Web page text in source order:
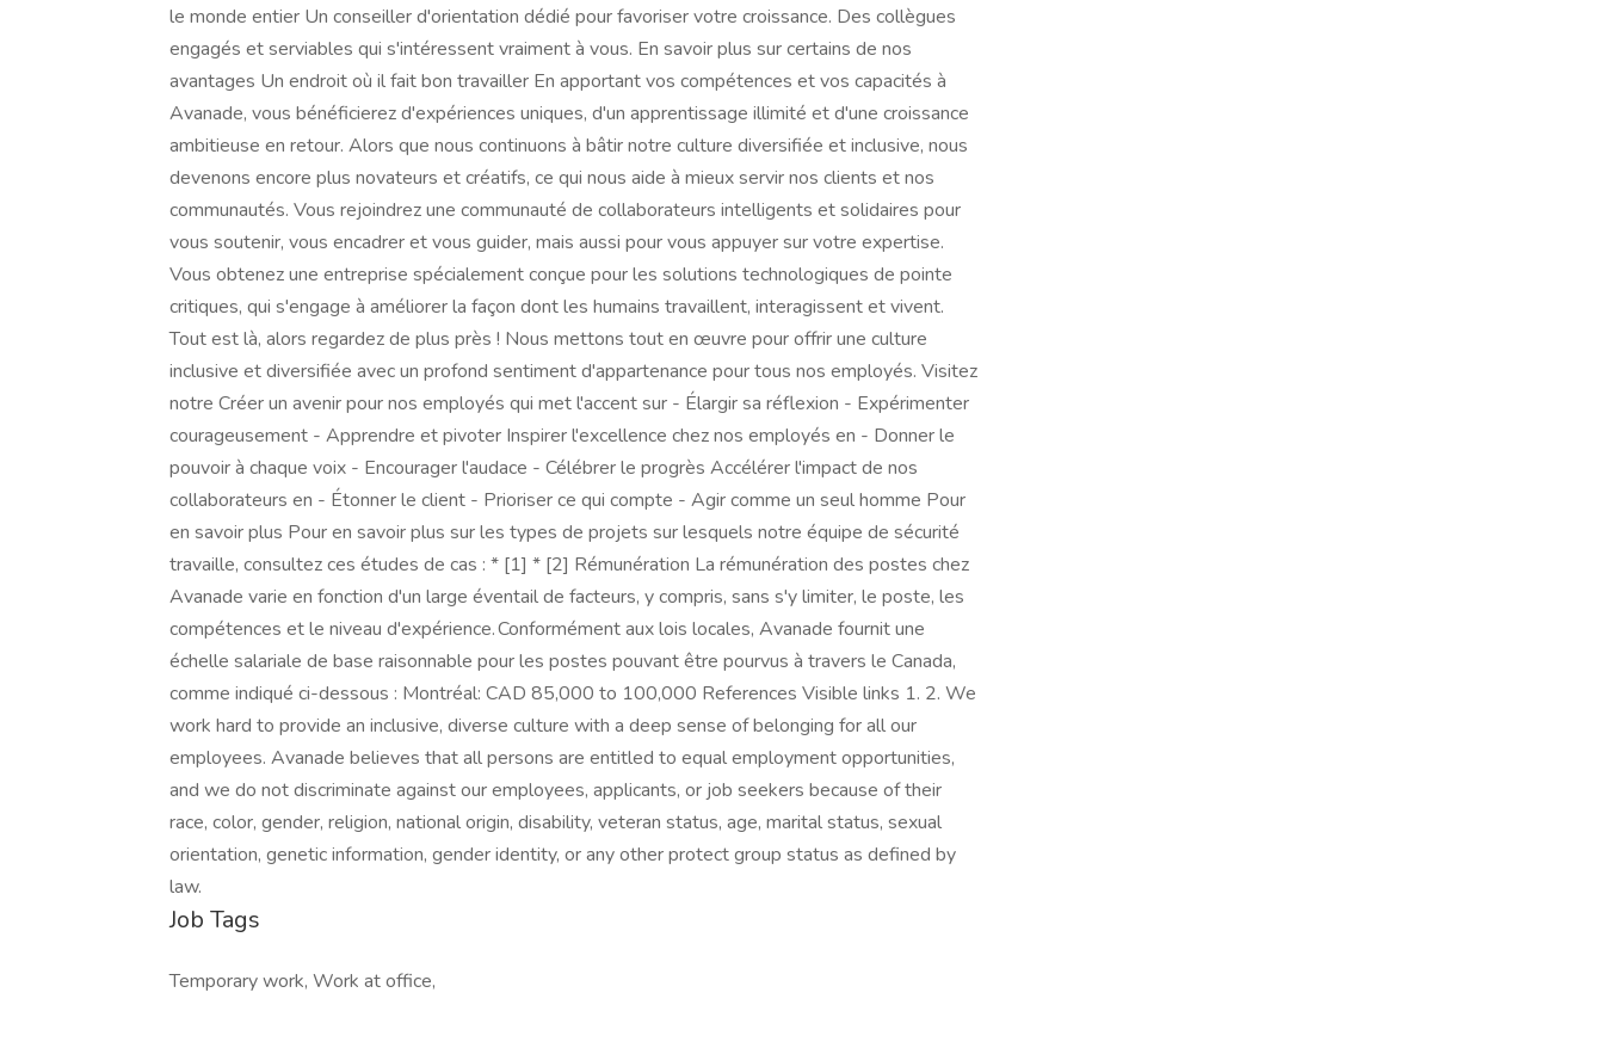
le monde entier Un conseiller d'orientation dédié pour favoriser votre croissance. Des collègues
engagés et serviables qui s'intéressent vraiment à vous. En savoir plus sur certains de nos
avantages Un endroit où il fait bon travailler En apportant vos compétences et vos capacités à
Avanade, vous bénéficierez d'expériences uniques, d'un apprentissage illimité et d'une croissance
ambitieuse en retour. Alors que nous continuons à bâtir notre culture diversifiée et inclusive, nous
devenons encore plus novateurs et créatifs, ce qui nous aide à mieux servir nos clients et nos
communautés. Vous rejoindrez une communauté de collaborateurs intelligents et solidaires pour
vous soutenir, vous encadrer et vous guider, mais aussi pour vous appuyer sur votre expertise.
Vous obtenez une entreprise spécialement conçue pour les solutions technologiques de pointe
critiques, qui s'engage à améliorer la façon dont les humains travaillent, interagissent et vivent.
Tout est là, alors regardez de plus près ! Nous mettons tout en œuvre pour offrir une culture
inclusive et diversifiée avec un profond sentiment d'appartenance pour tous nos employés. Visitez
notre Créer un avenir pour nos employés qui met l'accent sur - Élargir sa réflexion - Expérimenter
courageusement - Apprendre et pivoter Inspirer l'excellence chez nos employés en - Donner le
pouvoir à chaque voix - Encourager l'audace - Célébrer le progrès Accélérer l'impact de nos
collaborateurs en - Étonner le client - Prioriser ce qui compte - Agir comme un seul homme Pour
en savoir plus Pour en savoir plus sur les types de projets sur lesquels notre équipe de sécurité
travaille, consultez ces études de cas : * [1] * [2] Rémunération La rémunération des postes chez
Avanade varie en fonction d'un large éventail de facteurs, y compris, sans s'y limiter, le poste, les
compétences et le niveau d'expérience. Conformément aux lois locales, Avanade fournit une
échelle salariale de base raisonnable pour les postes pouvant être pourvus à travers le Canada,
comme indiqué ci-dessous : Montréal: CAD 85,000 to 100,000 References Visible links 1. 2. We
work hard to provide an inclusive, diverse culture with a deep sense of belonging for all our
employees. Avanade believes that all persons are entitled to equal employment opportunities,
and we do not discriminate against our employees, applicants, or job seekers because of their
race, color, gender, religion, national origin, disability, veteran status, age, marital status, sexual
orientation, genetic information, gender identity, or any other protect group status as defined by
law.
Job Tags
Temporary work, Work at office,